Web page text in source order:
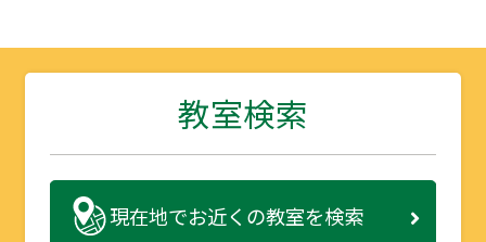
教室検索
現在地でお近くの教室を検索